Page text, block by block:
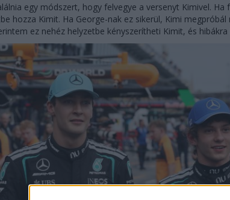
egy módszert, hogy felvegye a versenyt Kimivel. Ha
hozza Kimit. Ha George-nak ez sikerül, Kimi
ez nehéz helyzetbe kényszerítheti Kimit, és hibákra